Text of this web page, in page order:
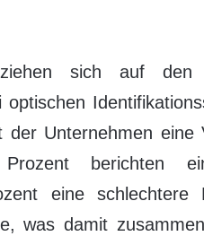
sich auf den
optischen
der Unternehmen eine
berichten
eine schlechtere
was damit